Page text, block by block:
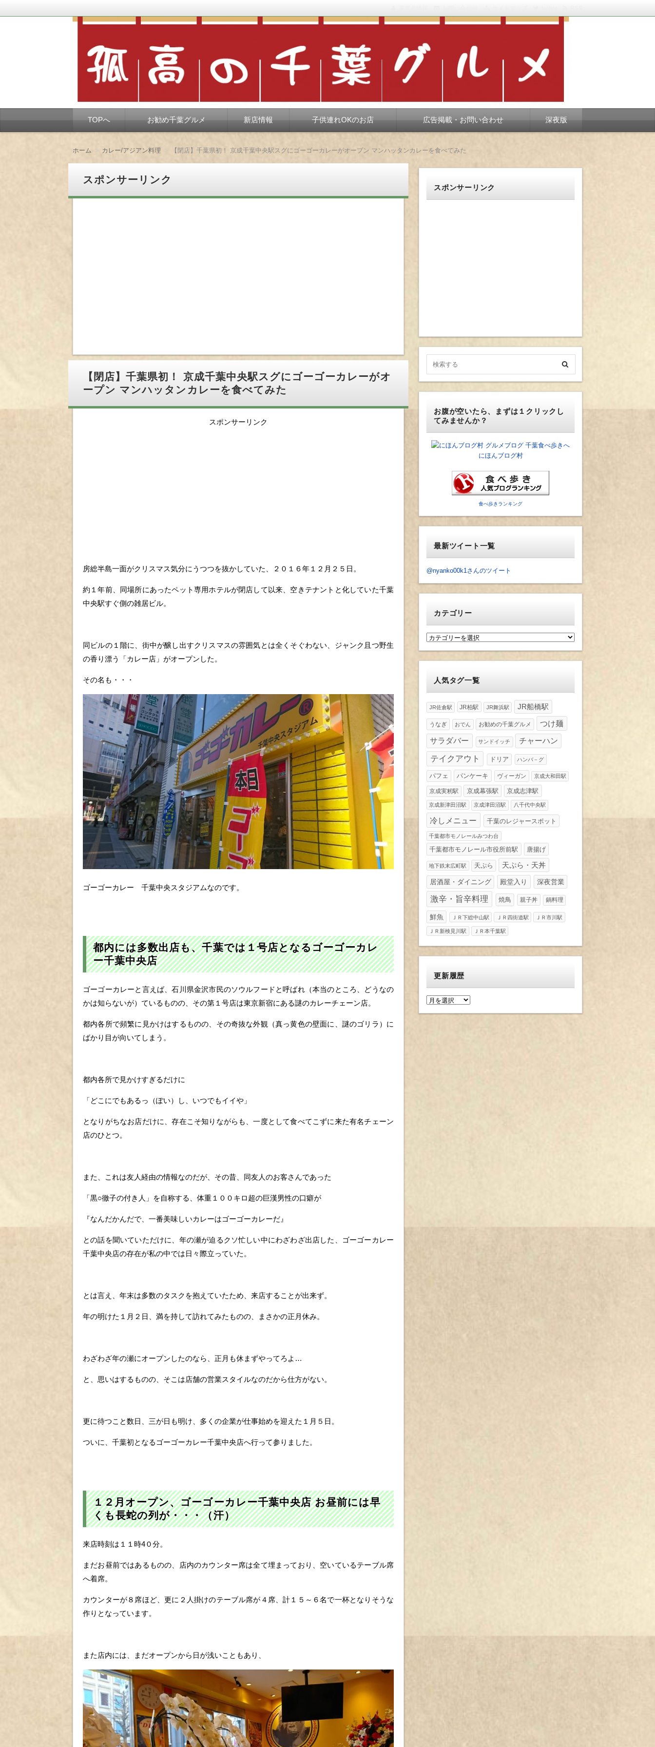
孤高の千葉グルメ
千葉市を中心とした、孤独なようで孤独でもない、ちょっと孤高な食べ歩き。だいたい当たりますが、時々派手にスベります。
TOPへ お勧め千葉グルメ 新店情報 子供連れOKのお店 広告掲載・お問い合わせ 深夜版
ホーム カレー/アジアン料理 【閉店】千葉県初！ 京成千葉中央駅スグにゴーゴーカレーがオープン マンハッタンカレーを食べてみた
スポンサーリンク
【閉店】千葉県初！ 京成千葉中央駅スグにゴーゴーカレーがオ
ープン マンハッタンカレーを食べてみた
スポンサーリンク
房総半島一面がクリスマス気分にうつつを抜かしていた、２０１６年１２月２５日。
約１年前、同場所にあったペット専用ホテルが閉店して以来、空きテナントと化していた千葉
中央駅すぐ側の雑居ビル。
同ビルの１階に、街中が醸し出すクリスマスの雰囲気とは全くそぐわない、ジャンク且つ野生
の香り漂う「カレー店」がオープンした。
その名も・・・
ゴーゴーカレー 千葉中央スタジアムなのです。
都内には多数出店も、千葉では１号店となるゴーゴーカレ
ー千葉中央店
ゴーゴーカレーと言えば、石川県金沢市民のソウルフードと呼ばれ（本当のところ、どうなの
かは知らないが）ているものの、その第１号店は東京新宿にある謎のカレーチェーン店。
都内各所で頻繁に見かけはするものの、その奇抜な外観（真っ黄色の壁面に、謎のゴリラ）に
ばかり目が向いてしまう。
都内各所で見かけすぎるだけに
「どこにでもあるっ（ぽい）し、いつでもイイや」
となりがちなお店だけに、存在こそ知りながらも、一度として食べてこずに来た有名チェーン
店のひとつ。
また、これは友人経由の情報なのだが、その昔、同友人のお客さんであった
「黒○徹子の付き人」を自称する、体重１００キロ超の巨漢男性の口癖が
『なんだかんだで、一番美味しいカレーはゴーゴーカレーだ』
との話を聞いていただけに、年の瀬が迫るクソ忙しい中にわざわざ出店した、ゴーゴーカレー
千葉中央店の存在が私の中では日々際立っていた。
とは言え、年末は多数のタスクを抱えていたため、来店することが出来ず。
年の明けた１月２日、満を持して訪れてみたものの、まさかの正月休み。
わざわざ年の瀬にオープンしたのなら、正月も休まずやってろよ…
と、思いはするものの、そこは店舗の営業スタイルなのだから仕方がない。
更に待つこと数日、三が日も明け、多くの企業が仕事始めを迎えた１月５日。
ついに、千葉初となるゴーゴーカレー千葉中央店へ行って参りました。
１２月オープン、ゴーゴーカレー千葉中央店 お昼前には早
くも長蛇の列が・・・（汗）
来店時刻は１１時4０分。
まだお昼前ではあるものの、店内のカウンター席は全て埋まっており、空いているテーブル席
へ着席。
カウンターが８席ほど、更に２人掛けのテーブル席が４席、計１５～６名で一杯となりそうな
作りとなっています。
また店内には、まだオープンから日が浅いこともあり、
スポンサーリンク
お腹が空いたら、まずは１クリックし
てみませんか？
にほんブログ村
食べ歩きランキング
最新ツイート一覧
@nyanko00k1さんのツイート
カテゴリー
カ
人気タグ一覧
JR佐倉駅 JR柏駅 JR舞浜駅 JR船橋駅
うなぎ おでん お勧めの千葉グルメ つけ麺
サラダバー サンドイッチ チャーハン
テイクアウト ドリア ハンバ－グ
パフェ パンケーキ ヴィーガン 京成大和田駅
京成実籾駅 京成幕張駅 京成志津駅
京成新津田沼駅 京成津田沼駅 八千代中央駅
冷しメニュー 千葉のレジャースポット
千葉都市モノレールみつわ台
千葉都市モノレール市役所前駅 唐揚げ
地下鉄末広町駅 天ぷら 天ぷら・天丼
居酒屋・ダイニング 殿堂入り 深夜営業
激辛・旨辛料理 焼鳥 親子丼 鍋料理
鮮魚 ＪＲ下総中山駅 ＪＲ四街道駅 ＪＲ市川駅
ＪＲ新検見川駅 ＪＲ本千葉駅
更新履歴
更